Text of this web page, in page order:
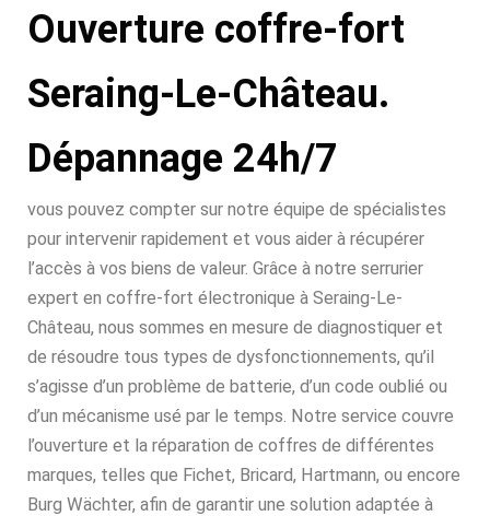
Ouverture coffre-fort
Seraing-Le-Château.
Dépannage 24h/7
vous pouvez compter sur notre équipe de spécialistes
pour intervenir rapidement et vous aider à récupérer
l’accès à vos biens de valeur. Grâce à notre serrurier
expert en coffre-fort électronique à Seraing-Le-
Château, nous sommes en mesure de diagnostiquer et
de résoudre tous types de dysfonctionnements, qu’il
s’agisse d’un problème de batterie, d’un code oublié ou
d’un mécanisme usé par le temps. Notre service couvre
l’ouverture et la réparation de coffres de différentes
marques, telles que Fichet, Bricard, Hartmann, ou encore
Burg Wächter, afin de garantir une solution adaptée à